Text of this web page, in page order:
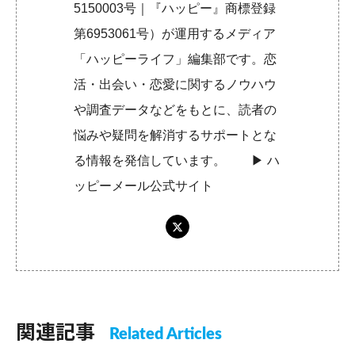
5150003号｜『ハッピー』商標登録
第6953061号）が運用するメディア
「ハッピーライフ」編集部です。恋
活・出会い・恋愛に関するノウハウ
や調査データなどをもとに、読者の
悩みや疑問を解消するサポートとな
る情報を発信しています。 ▶︎ハ
ッピーメール公式サイト
関連記事 Related Articles